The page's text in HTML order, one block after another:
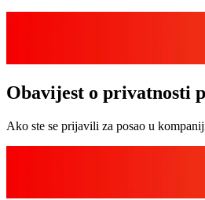
Obavijest o privatnosti
Ako ste se prijavili za posao u